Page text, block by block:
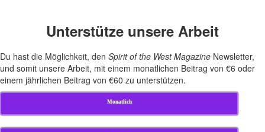
Unterstütze unsere Arbeit
Du hast die Möglichkeit, den Spirit of the West Magazine Newsletter,
und somit unsere Arbeit, mit einem monatlichen Beitrag von €6 oder
einem jährlichen Beitrag von €60 zu unterstützen.
Monatlich